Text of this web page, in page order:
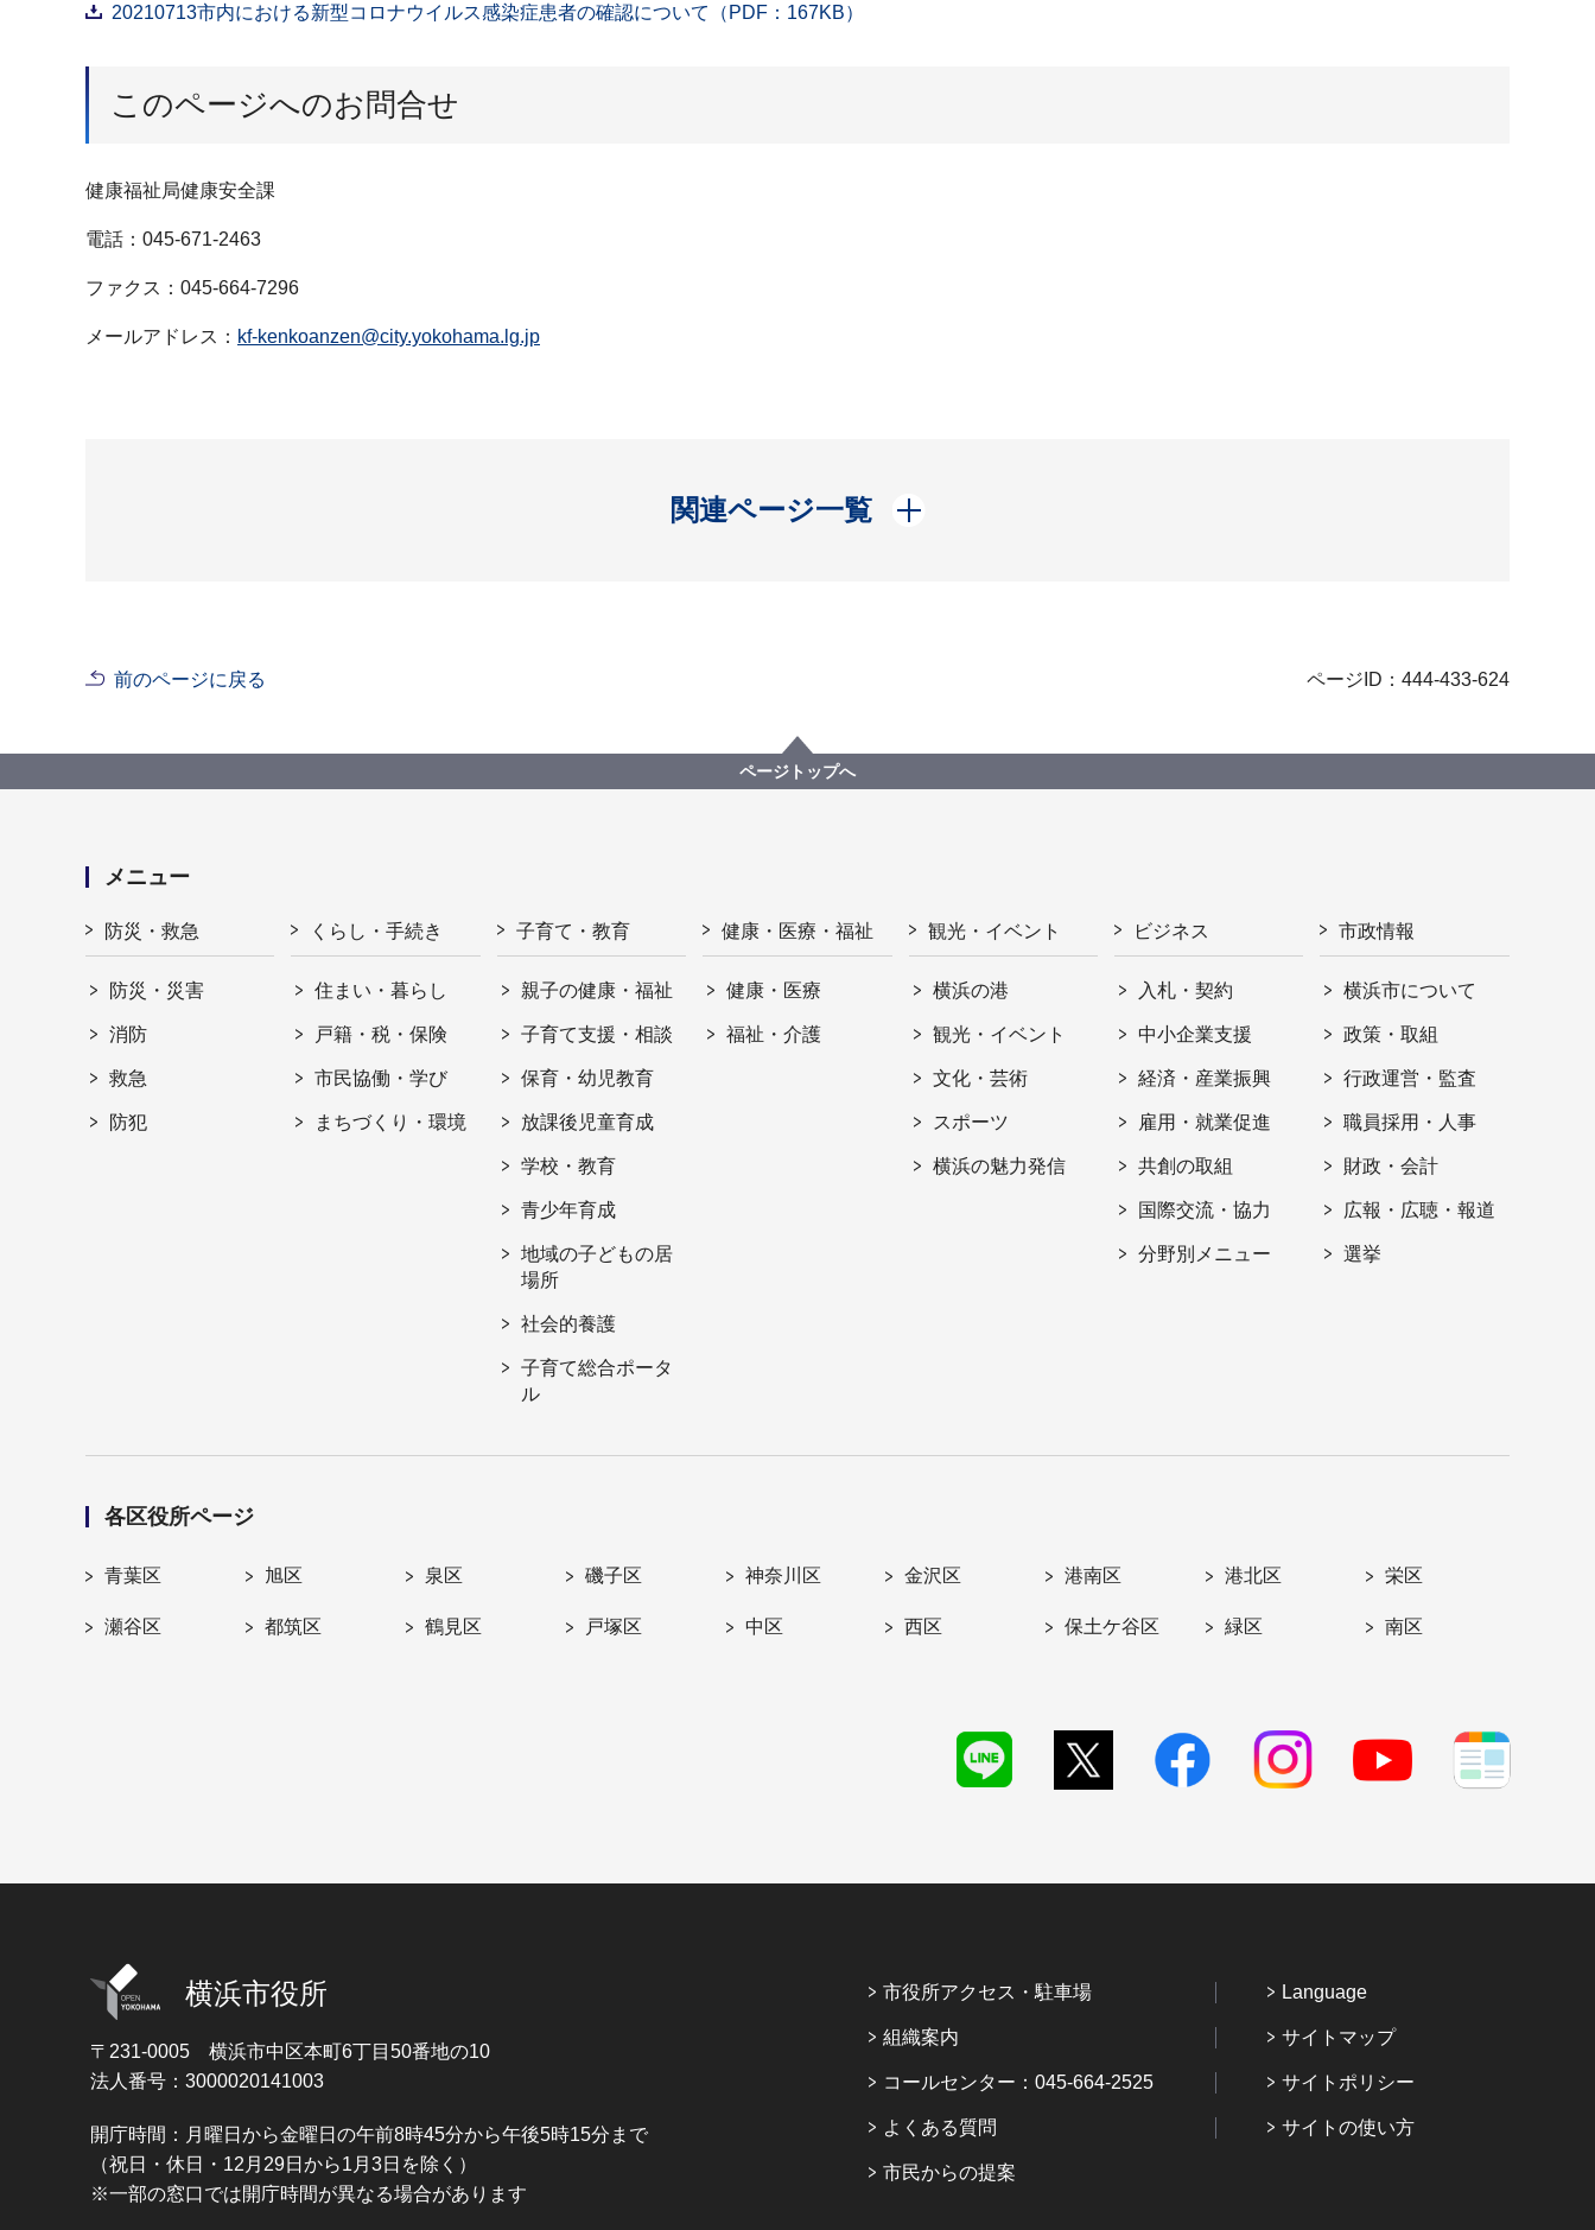
20210713市内における新型コロナウイルス感染症患者の確認について（PDF：167KB）
このページへのお問合せ
健康福祉局健康安全課
電話：045-671-2463
ファクス：045-664-7296
メールアドレス： kf-kenkoanzen@city.yokohama.lg.jp
関連ページ一覧
開く
前のページに戻る ページID：444-433-624
ページトップへ
メニュー
防災・救急
防災・災害
消防
救急
防犯
くらし・手続き
住まい・暮らし
戸籍・税・保険
市民協働・学び
まちづくり・環境
子育て・教育
親子の健康・福祉
子育て支援・相談
保育・幼児教育
放課後児童育成
学校・教育
青少年育成
地域の子どもの居
場所
社会的養護
子育て総合ポータ
ル
健康・医療・福祉
健康・医療
福祉・介護
観光・イベント
横浜の港
観光・イベント
文化・芸術
スポーツ
横浜の魅力発信
ビジネス
入札・契約
中小企業支援
経済・産業振興
雇用・就業促進
共創の取組
国際交流・協力
分野別メニュー
市政情報
横浜市について
政策・取組
行政運営・監査
職員採用・人事
財政・会計
広報・広聴・報道
選挙
各区役所ページ
青葉区 旭区 泉区 磯子区 神奈川区 金沢区 港南区 港北区 栄区
瀬谷区 都筑区 鶴見区 戸塚区 中区 西区 保土ケ谷区 緑区 南区
横浜市役所
〒231-0005 横浜市中区本町6丁目50番地の10
法人番号：3000020141003
開庁時間：月曜日から金曜日の午前8時45分から午後5時15分まで
（祝日・休日・12月29日から1月3日を除く）
※一部の窓口では開庁時間が異なる場合があります
市役所アクセス・駐車場
組織案内
コールセンター：045-664-2525
よくある質問
市民からの提案
Language
サイトマップ
サイトポリシー
サイトの使い方